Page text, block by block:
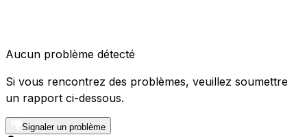
Aucun problème détecté
Si vous rencontrez des problèmes, veuillez soumettre
un rapport ci-dessous.
Signaler un problème